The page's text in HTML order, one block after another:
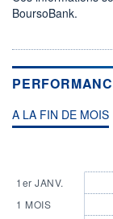
BoursoBank.
A LA FIN DE MOIS
1er JANV.
1 MOIS